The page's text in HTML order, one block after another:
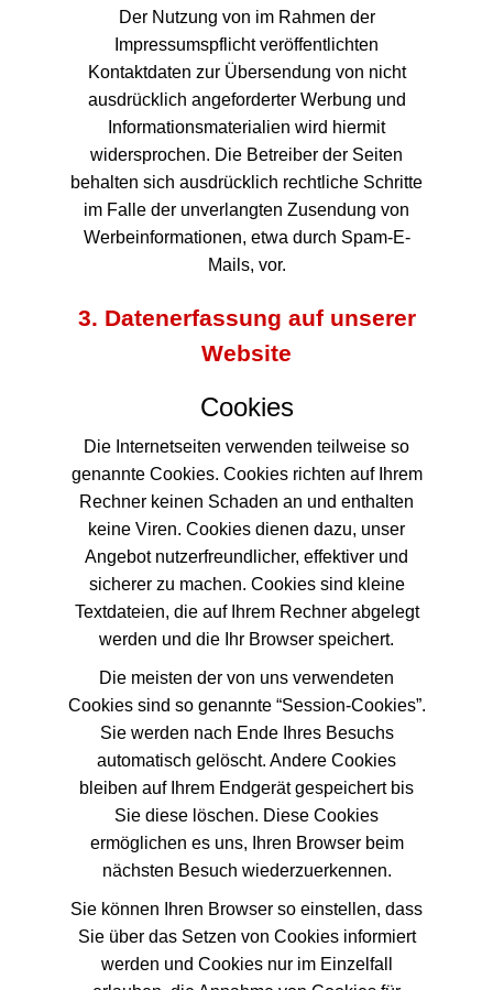
Der Nutzung von im Rahmen der
Impressumspflicht veröffentlichten
Kontaktdaten zur Übersendung von nicht
ausdrücklich angeforderter Werbung und
Informationsmaterialien wird hiermit
widersprochen. Die Betreiber der Seiten
behalten sich ausdrücklich rechtliche Schritte
im Falle der unverlangten Zusendung von
Werbeinformationen, etwa durch Spam-E-
Mails, vor.
3. Datenerfassung auf unserer
Website
Cookies
Die Internetseiten verwenden teilweise so
genannte Cookies. Cookies richten auf Ihrem
Rechner keinen Schaden an und enthalten
keine Viren. Cookies dienen dazu, unser
Angebot nutzerfreundlicher, effektiver und
sicherer zu machen. Cookies sind kleine
Textdateien, die auf Ihrem Rechner abgelegt
werden und die Ihr Browser speichert.
Die meisten der von uns verwendeten
Cookies sind so genannte “Session-Cookies”.
Sie werden nach Ende Ihres Besuchs
automatisch gelöscht. Andere Cookies
bleiben auf Ihrem Endgerät gespeichert bis
Sie diese löschen. Diese Cookies
ermöglichen es uns, Ihren Browser beim
nächsten Besuch wiederzuerkennen.
Sie können Ihren Browser so einstellen, dass
Sie über das Setzen von Cookies informiert
werden und Cookies nur im Einzelfall